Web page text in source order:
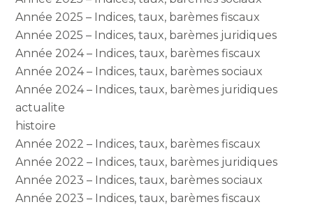
Année 2025 – Indices, taux, barèmes fiscaux
Année 2025 – Indices, taux, barèmes juridiques
Année 2024 – Indices, taux, barèmes fiscaux
Année 2024 – Indices, taux, barèmes sociaux
Année 2024 – Indices, taux, barèmes juridiques
actualite
histoire
Année 2022 – Indices, taux, barèmes fiscaux
Année 2022 – Indices, taux, barèmes juridiques
Année 2023 – Indices, taux, barèmes sociaux
Année 2023 – Indices, taux, barèmes fiscaux